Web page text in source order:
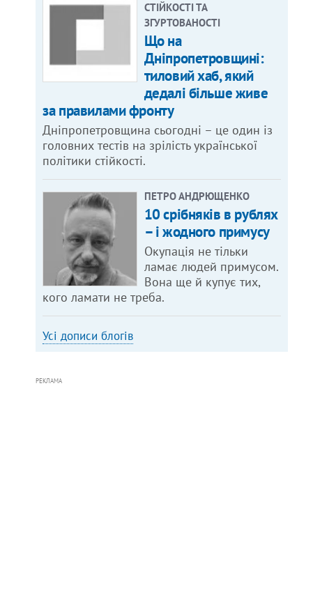
СТІЙКОСТІ ТА
ЗГУРТОВАНОСТІ
Що на
Дніпропетровщині:
тиловий хаб, який
дедалі більше живе
за правилами фронту
Дніпропетровщина сьогодні – це один із
головних тестів на зрілість української
політики стійкості.
ПЕТРО АНДРЮЩЕНКО
10 срібняків в рублях
– і жодного примусу
Окупація не тільки
ламає людей примусом.
Вона ще й купує тих,
кого ламати не треба.
Усі дописи блогів
РЕКЛАМА